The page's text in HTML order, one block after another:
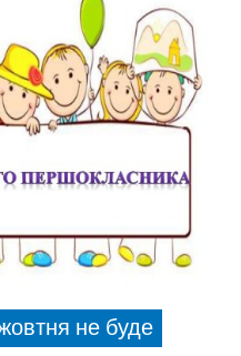
жовтня не буде